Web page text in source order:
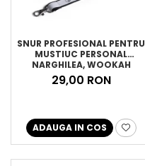
SNUR PROFESIONAL PENTRU
MUSTIUC PERSONAL
NARGHILEA, WOOKAH
29,00 RON
ADAUGA IN COS